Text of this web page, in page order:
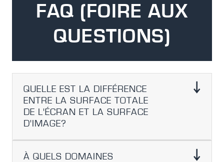
FAQ (FOIRE AUX
QUESTIONS)
QUELLE EST LA DIFFÉRENCE
ENTRE LA SURFACE TOTALE
DE L'ÉCRAN ET LA SURFACE
D'IMAGE?
À QUELS DOMAINES